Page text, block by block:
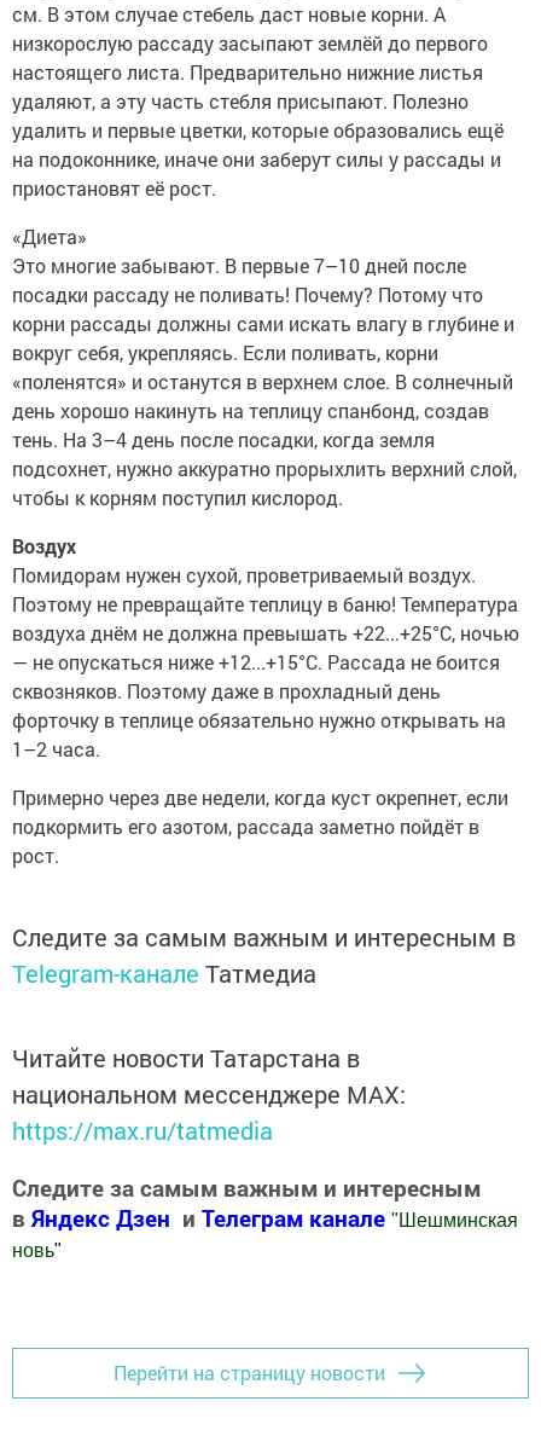
см. В этом случае стебель даст новые корни. А
низкорослую рассаду засыпают землёй до первого
настоящего листа. Предварительно нижние листья
удаляют, а эту часть стебля присыпают. Полезно
удалить и первые цветки, которые образовались ещё
на подоконнике, иначе они заберут силы у рассады и
приостановят её рост.
«Диета»
Это многие забывают. В первые 7–10 дней после
посадки рассаду не поливать! Почему? Потому что
корни рассады должны сами искать влагу в глубине и
вокруг себя, укрепляясь. Если поливать, корни
«поленятся» и останутся в верхнем слое. В солнечный
день хорошо накинуть на теплицу спанбонд, создав
тень. На 3–4 день после посадки, когда земля
подсохнет, нужно аккуратно прорыхлить верхний слой,
чтобы к корням поступил кислород.
Воздух
Помидорам нужен сухой, проветриваемый воздух.
Поэтому не превращайте теплицу в баню! Температура
воздуха днём не должна превышать +22...+25°С, ночью
— не опускаться ниже +12...+15°С. Рассада не боится
сквозняков. Поэтому даже в прохладный день
форточку в теплице обязательно нужно открывать на
1–2 часа.
Примерно через две недели, когда куст окрепнет, если
подкормить его азотом, рассада заметно пойдёт в
рост.
Следите за самым важным и интересным в
Telegram-канале Татмедиа
Читайте новости Татарстана в
национальном мессенджере MАХ:
https://max.ru/tatmedia
Следите за самым важным и интересным
в Яндекс Дзен и Телеграм канале " Шешминская
новь"
Перейти на страницу новости